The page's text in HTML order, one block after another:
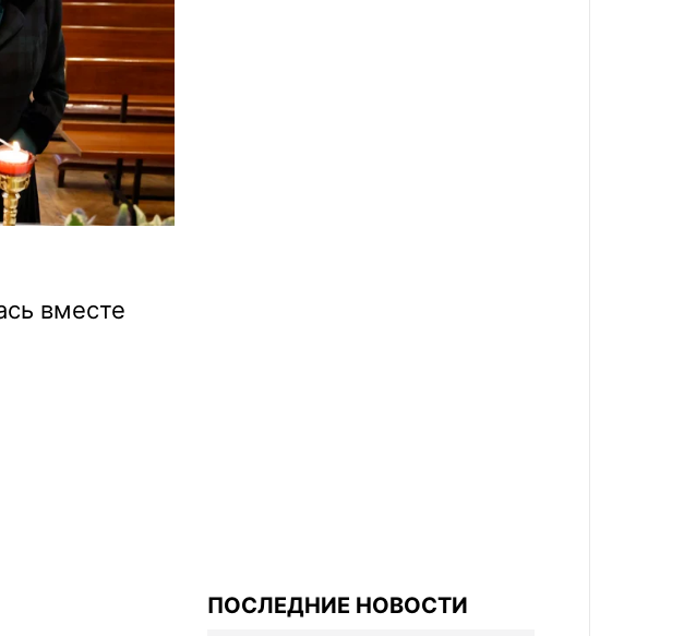
вместе
ПОСЛЕДНИЕ НОВОСТИ